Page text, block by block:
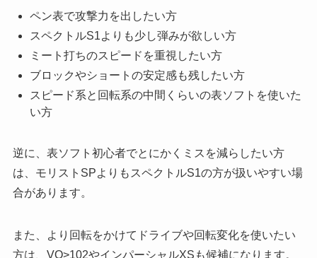
ペン表で攻撃力を出したい方
スペクトルS1よりも少し弾みが欲しい方
ミート打ちのスピードを重視したい方
ブロックやショートの安定感も残したい方
スピード系と回転系の中間くらいの表ソフトを使いた
い方
逆に、表ソフト初心者でとにかくミスを減らしたい方
は、モリストSPよりもスペクトルS1の方が扱いやすい場
合があります。
また、より回転をかけてドライブや回転変化を使いたい
方は、VO>102やインパーシャルXSも候補になります。